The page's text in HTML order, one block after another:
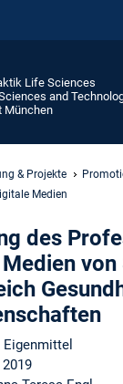
Life Sciences
and
München
& Projekte
Medien
des
Eigenmittel